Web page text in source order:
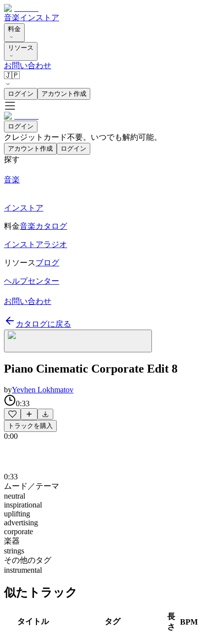
音楽インストア
料金
リソース
お問い合わせ
🇯🇵
ログイン アカウント作成
ログイン
クレジットカード不要。いつでも解約可能。
アカウント作成 ログイン
探す
音楽
インストア
料金音楽カタログ
インストアラジオ
リソースブログ
ヘルプセンター
お問い合わせ
カタログに戻る
Piano Cinematic Corporate Edit 8
byYevhen Lokhmatov
0:33
トラックを購入
0:00
0:33
ムード／テーマ
neutral
inspirational
uplifting
advertising
corporate
楽器
strings
その他のタグ
instrumental
似たトラック
タイトル タグ
長
さ
BPM